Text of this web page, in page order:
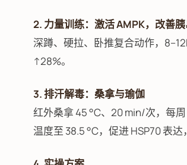
2. 力量训练：激活 AMPK，改善
深蹲、硬拉、卧推复合动作，
↑28%。
3. 排汗解毒：桑拿与瑜伽
红外桑拿 45 °C、20 min/次，每
温度至 38.5 °C，促进 HSP70 表达